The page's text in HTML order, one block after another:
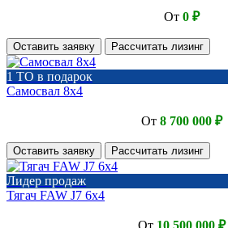
От 0 ₽
Оставить заявку Рассчитать лизинг
1 ТО в подарок
Самосвал 8х4
От 8 700 000 ₽
Оставить заявку Рассчитать лизинг
Лидер продаж
Тягач FAW J7 6х4